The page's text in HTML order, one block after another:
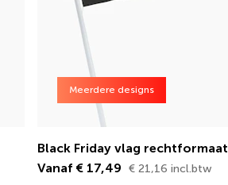
Meerdere designs
Black Friday vlag rechtformaat
Vanaf € 17,49 € 21,16 incl.btw